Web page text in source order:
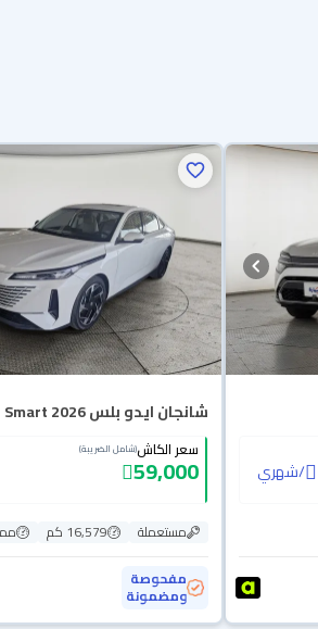
/شهري
شانجان ايدو بلس Smart 2026
سعر الكاش(شامل الضريبة)
59,000
مستعملة 16,579 كم
مفحوصة
ومضمونة